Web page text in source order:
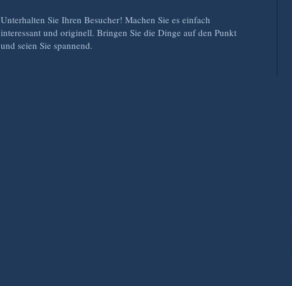
Unterhalten Sie Ihren Besucher! Machen Sie es einfach
interessant und originell. Bringen Sie die Dinge auf den Punkt
und seien Sie spannend.